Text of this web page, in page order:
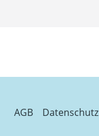
AGB Datenschutz